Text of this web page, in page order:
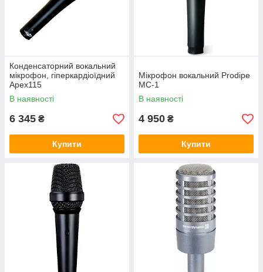
Конденсаторний вокальний
мікрофон, гіперкардіоїдний
Apex115
В наявності
6 345 ₴
Купити
Мікрофон вокальний Prodipe
MC-1
В наявності
4 950 ₴
Купити